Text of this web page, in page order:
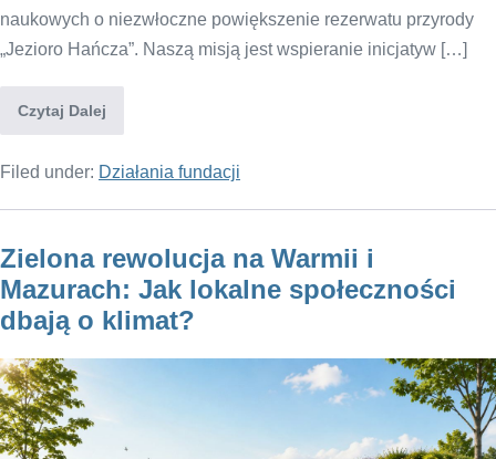
naukowych o niezwłoczne powiększenie rezerwatu przyrody
„Jezioro Hańcza”. Naszą misją jest wspieranie inicjatyw […]
Czytaj Dalej
Filed under: Działania fundacji
Zielona rewolucja na Warmii i
Mazurach: Jak lokalne społeczności
dbają o klimat?